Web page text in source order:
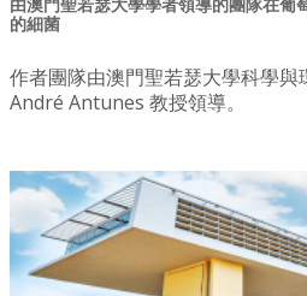
的細菌
作者團隊由澳門聖若瑟大學科學與
André Antunes 教授領導。